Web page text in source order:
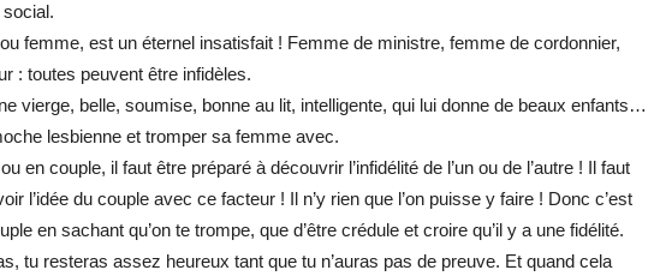
femme, est un éternel insatisfait ! Femme de ministre, femme de cordonnier,
: toutes peuvent être infidèles.
vierge, belle, soumise, bonne au lit, intelligente, qui lui donne de beaux enfants…
lesbienne et tromper sa femme avec.
en couple, il faut être préparé à découvrir l’infidélité de l’un ou de l’autre ! Il faut
l’idée du couple avec ce facteur ! Il n’y rien que l’on puisse y faire ! Donc c’est
en sachant qu’on te trompe, que d’être crédule et croire qu’il y a une fidélité.
tu resteras assez heureux tant que tu n’auras pas de preuve. Et quand cela